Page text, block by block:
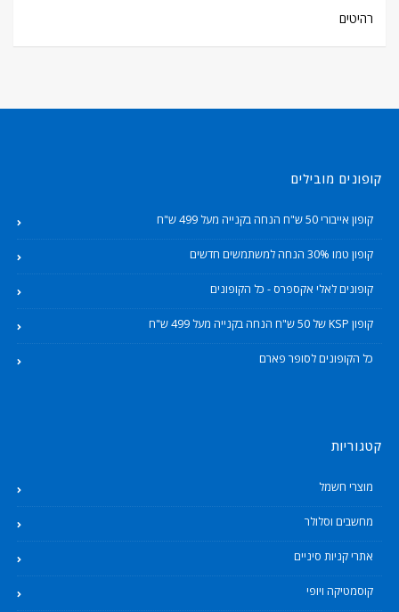
רהיטים
קופונים מובילים
קופון אייבורי 50 ש"ח הנחה בקנייה מעל 499 ש"ח
קופון טמו 30% הנחה למשתמשים חדשים
קופונים לאלי אקספרס - כל הקופונים
קופון KSP של 50 ש"ח הנחה בקנייה מעל 499 ש"ח
כל הקופונים לסופר פארם
קטגוריות
מוצרי חשמל
מחשבים וסלולר
אתרי קניות סיניים
קוסמטיקה ויופי